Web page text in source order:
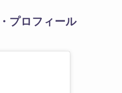
プロフィール